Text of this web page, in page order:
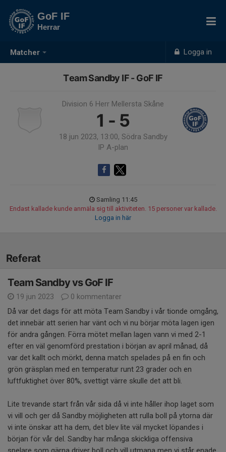
Matcher Logga in
GoF IF
Herrar
Team Sandby IF - GoF IF
Division 6 Herr Mellersta Skåne
1 - 5
18 jun 2023, 13:00, Södra Sandby
IP A-plan
Samling 11:45
Endast kallade kunde anmäla sig till aktiviteten. 15 personer var kallade.
Logga in här
Referat
Team Sandby vs GoF IF
19 jun 2023
0 kommentarer
Då var det dags för att möta Team Sandby i vår tionde omgång,
det innebär att serien har vänt och vi nu börjar möta lagen igen
för andra gången. Förra mötet mellan lagen vann vi med 2-1
efter en väl genomförd prestation i början av april månad, då
var det kallt och mörkt, denna match spelades på en fin och
grön gräsplan med en temperatur runt 23 grader och en
luftfuktighet över 80%, svettigt värre skulle det att bli.
Lite trevande start från vår sida då vi inte håller ihop laget som
vi vill och ger då Sandby möjligheten att rulla boll på ytorna där
vi inte önskar att ha dem, det blev lite väl mycket löpandes i
början för vår del. Sandby har många skickliga offensiva